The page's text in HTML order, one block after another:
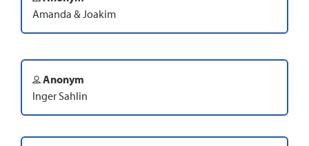
Amanda & Joakim
Anonym
Inger Sahlin